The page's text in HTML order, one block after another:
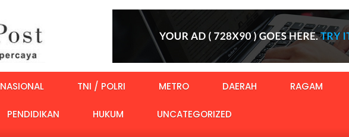
NASIONAL TNI / POLRI METRO DAERAH RAGAM
PENDIDIKAN HUKUM UNCATEGORIZED